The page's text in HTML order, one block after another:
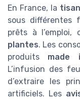
En France, la
sous différentes
prêts à l’emploi,
plantes. Les
produits made
L’infusion des
d’extraire les
artificiels. Les